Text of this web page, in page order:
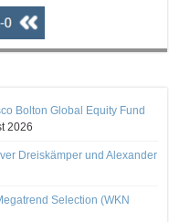
Bolton Global Equity Fund
2026
Dreiskämper und Alexander
Selection (WKN